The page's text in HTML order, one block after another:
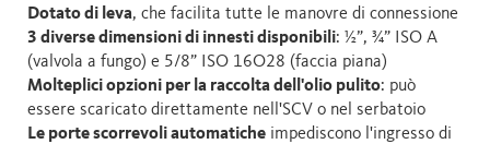
Dotato di leva, che facilita tutte le manovre di connessione
3 diverse dimensioni di innesti disponibili: ½”, ¾” ISO A
(valvola a fungo) e 5/8” ISO 16O28 (faccia piana)
Molteplici opzioni per la raccolta dell'olio pulito: può
essere scaricato direttamente nell'SCV o nel serbatoio
Le porte scorrevoli automatiche impediscono l'ingresso di